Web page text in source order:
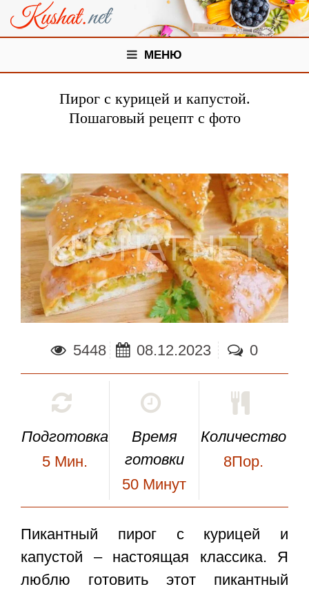
МЕНЮ
Пирог с курицей и капустой.
Пошаговый рецепт с фото
5448 08.12.2023 0
Подготовка
5 Мин.
Время
готовки
50 Минут
Количество
8Пор.
Пикантный пирог с курицей и
капустой – настоящая классика. Я
люблю готовить этот пикантный